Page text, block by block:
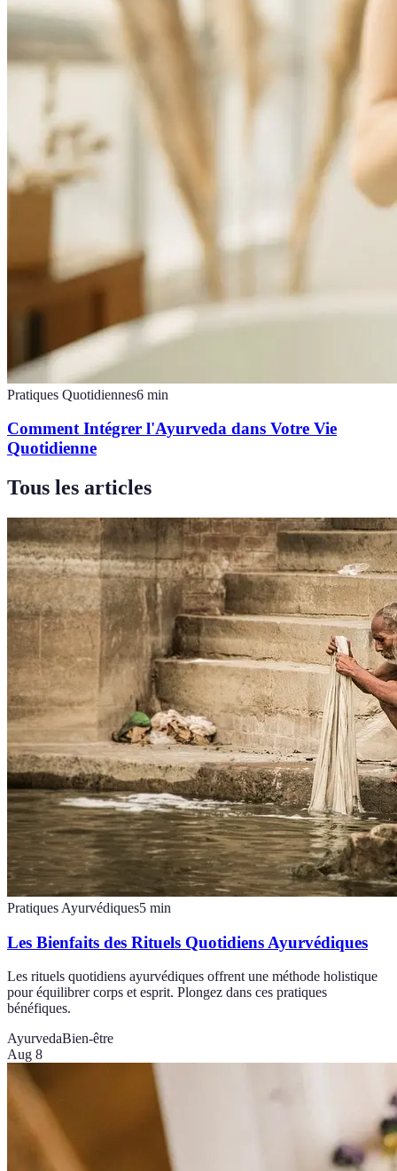
Pratiques Quotidiennes6 min
Comment Intégrer l'Ayurveda dans Votre Vie
Quotidienne
Tous les articles
Pratiques Ayurvédiques5 min
Les Bienfaits des Rituels Quotidiens Ayurvédiques
Les rituels quotidiens ayurvédiques offrent une méthode holistique
pour équilibrer corps et esprit. Plongez dans ces pratiques
bénéfiques.
AyurvedaBien-être
Aug 8